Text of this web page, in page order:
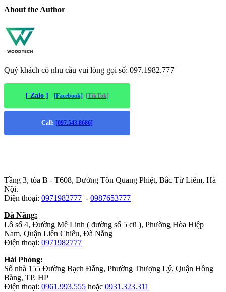
About the Author
Quý khách có nhu cầu vui lòng gọi số: 097.1982.777
[ Zalo ] [Facebook] [TikTok]
Call: [097.543.8686]
Tầng 3, tòa B - T608, Đường Tôn Quang Phiệt, Bắc Từ Liêm, Hà
Nội.
Điện thoại: 0971982777 - 0987653777
Đà Năng:
Lô số 4, Đường Mê Linh ( đường số 5 cũ ), Phường Hòa Hiệp
Nam, Quận Liên Chiểu, Đà Nẵng
Điện thoại: 0971982777
Hải Phòng:
Số nhà 155 Đường Bạch Đằng, Phường Thượng Lý, Quận Hồng
Bàng, TP. HP
Điện thoại: 0961.993.555 hoặc 0931.323.311